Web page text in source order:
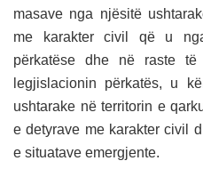
masave nga njësitë
me karakter civil që u
përkatëse dhe në raste
legjislacionin përkatës, u
ushtarake në territorin e
e detyrave me karakter civil
e situatave emergjente.